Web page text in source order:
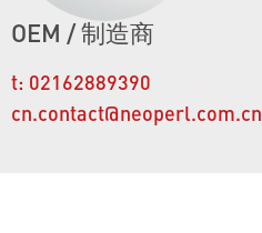
OEM / 制造商
t: 02162889390
cn.contact@neoperl.com.cn